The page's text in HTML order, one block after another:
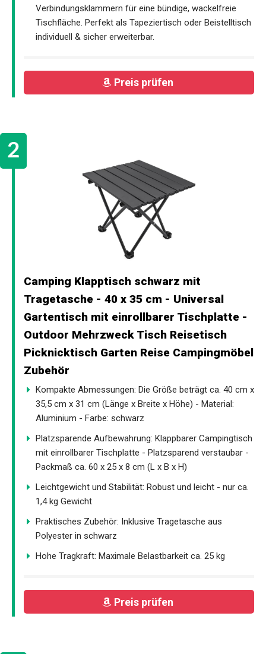
Verbindungsklammern für eine bündige, wackelfreie
Tischfläche. Perfekt als Tapeziertisch oder Beistelltisch
individuell & sicher erweiterbar.
Preis prüfen
Camping Klapptisch schwarz mit
Tragetasche - 40 x 35 cm - Universal
Gartentisch mit einrollbarer Tischplatte -
Outdoor Mehrzweck Tisch Reisetisch
Picknicktisch Garten Reise Campingmöbel
Zubehör
Kompakte Abmessungen: Die Größe beträgt ca. 40 cm x
35,5 cm x 31 cm (Länge x Breite x Höhe) - Material:
Aluminium - Farbe: schwarz
Platzsparende Aufbewahrung: Klappbarer Campingtisch
mit einrollbarer Tischplatte - Platzsparend verstaubar -
Packmaß ca. 60 x 25 x 8 cm (L x B x H)
Leichtgewicht und Stabilität: Robust und leicht - nur ca.
1,4 kg Gewicht
Praktisches Zubehör: Inklusive Tragetasche aus
Polyester in schwarz
Hohe Tragkraft: Maximale Belastbarkeit ca. 25 kg
Preis prüfen